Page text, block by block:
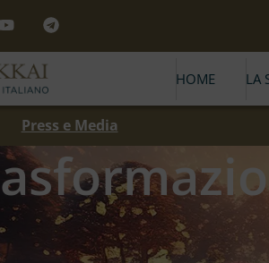
HOME LA
Press e Media